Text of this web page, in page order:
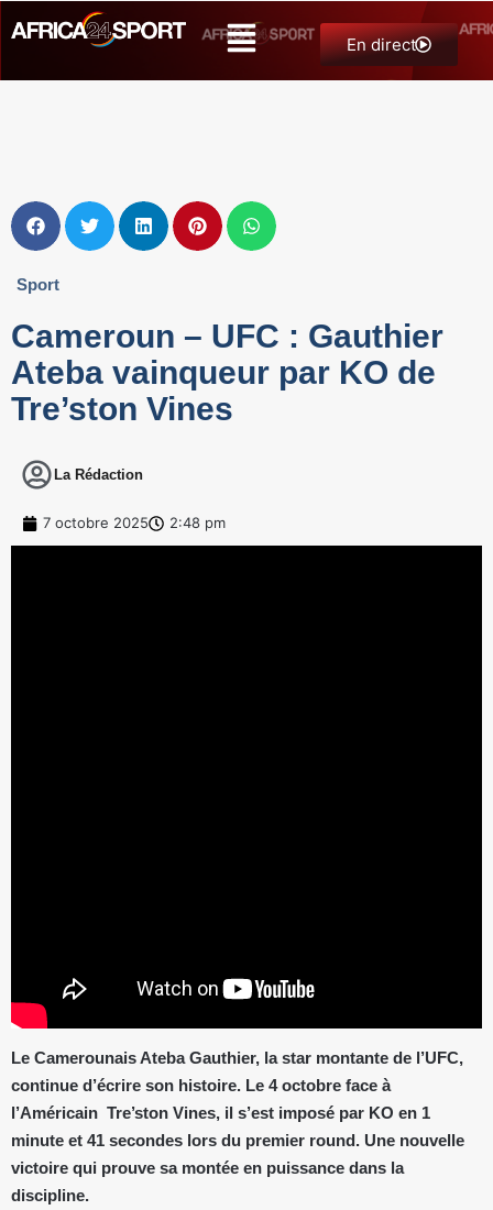
En direct
Sport
Cameroun – UFC : Gauthier
Ateba vainqueur par KO de
Tre’ston Vines
La Rédaction
7 octobre 2025 2:48 pm
Le Camerounais Ateba Gauthier, la star montante de l’UFC,
continue d’écrire son histoire. Le 4 octobre face à
l’Américain Tre’ston Vines, il s’est imposé par KO en 1
minute et 41 secondes lors du premier round. Une nouvelle
victoire qui prouve sa montée en puissance dans la
discipline.